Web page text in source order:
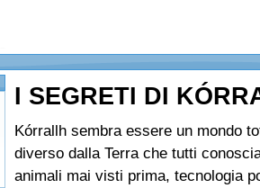
I SEGRETI DI
Kórrallh sembra essere un mondo
diverso dalla Terra che tutti
animali mai visti prima, tecnologia